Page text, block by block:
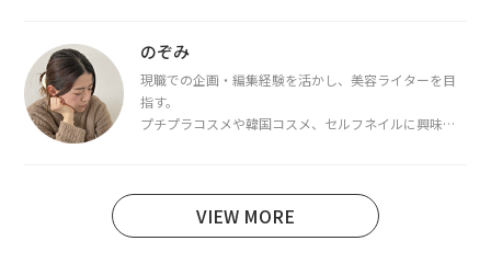
断・骨格診断によるイメージコンサルティングも行っ
のぞみ
現職での企画・編集経験を活かし、美容ライターを目
指す。
プチプラコスメや韓国コスメ、セルフネイルに興味が
VIEW MORE